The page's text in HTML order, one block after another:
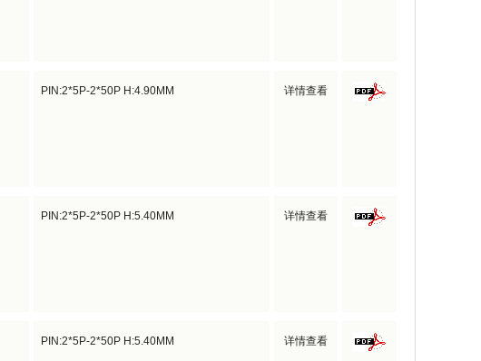
PIN:2*5P-2*50P H:4.90MM 详情查看
PIN:2*5P-2*50P H:5.40MM 详情查看
PIN:2*5P-2*50P H:5.40MM 详情查看